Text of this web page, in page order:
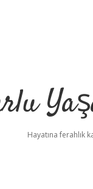
Hayatına ferahlık